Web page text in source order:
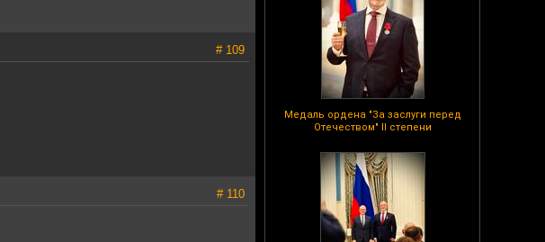
Медаль ордена "За заслуги перед
Отечеством" II степени
# 109
# 110